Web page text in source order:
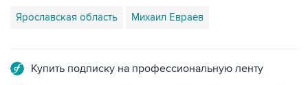
Ярославская область Михаил Евраев
Купить подписку на профессиональную ленту